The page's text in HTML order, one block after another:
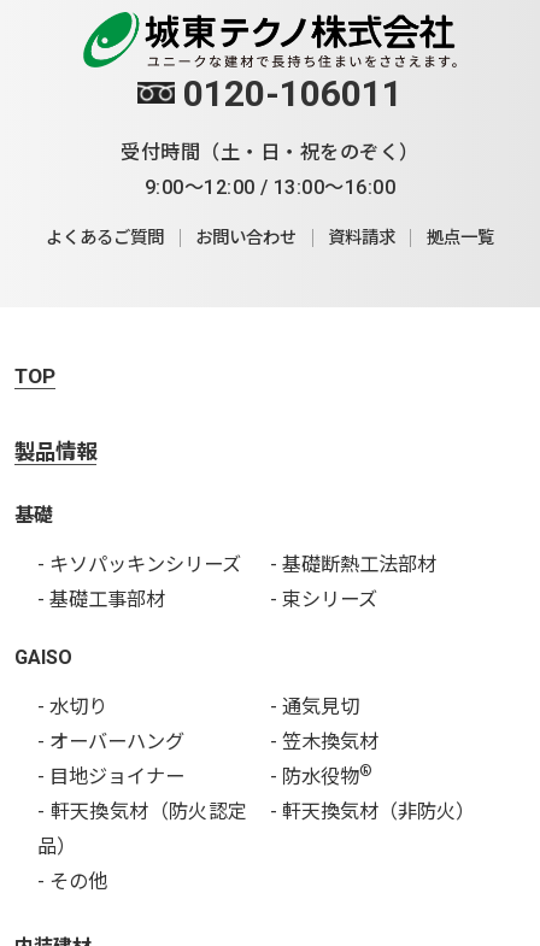
0120-106011
受付時間（土・日・祝をのぞく）
9:00～12:00 / 13:00～16:00
よくあるご質問 お問い合わせ 資料請求 拠点一覧
TOP
製品情報
基礎
- キソパッキンシリーズ
- 基礎断熱工法部材
- 基礎工事部材
- 束シリーズ
GAISO
- 水切り
- 通気見切
- オーバーハング
- 笠木換気材
- 目地ジョイナー
- 防水役物®
- 軒天換気材（防火認定
品）
- 軒天換気材（非防火）
- その他